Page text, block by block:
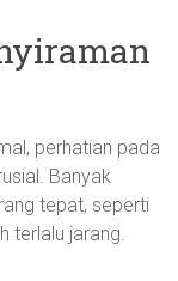
perhatian pada
Banyak
tepat, seperti
terlalu jarang.